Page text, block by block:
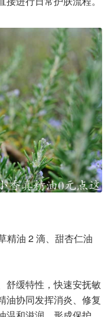
精油 2 滴、甜杏仁油
舒缓特性，快速安抚敏
油协同发挥消炎、修复